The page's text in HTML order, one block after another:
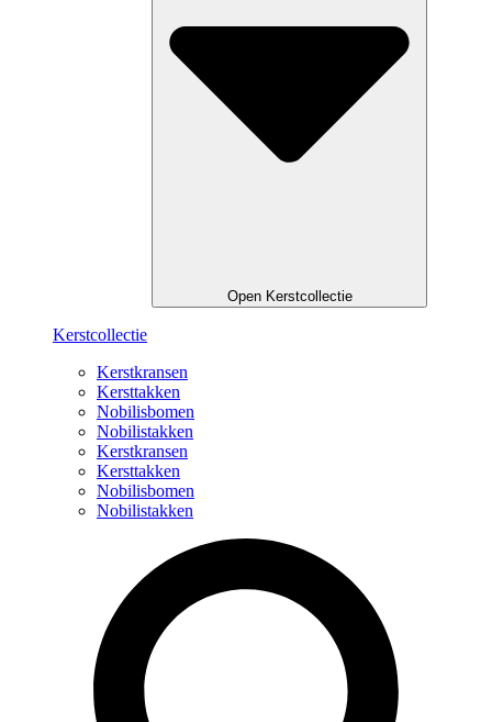
Open Kerstcollectie
Kerstcollectie
Kerstkransen
Kersttakken
Nobilisbomen
Nobilistakken
Kerstkransen
Kersttakken
Nobilisbomen
Nobilistakken